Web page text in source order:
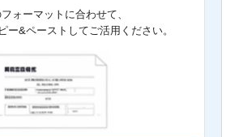
ォーマットに合わせて、
ー&ペーストしてご活用ください。